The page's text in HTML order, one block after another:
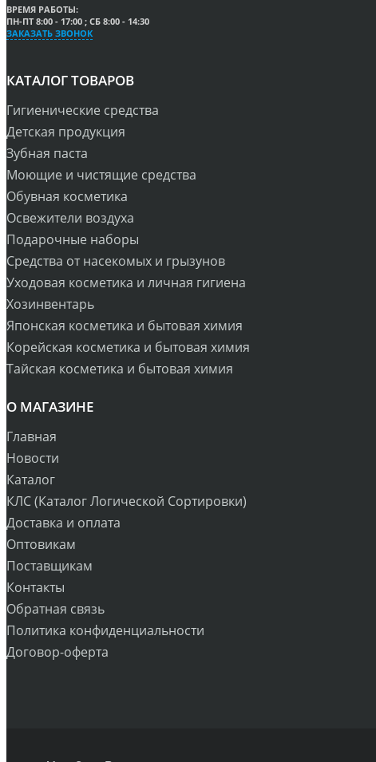
ВРЕМЯ РАБОТЫ:
ПН-ПТ 8:00 - 17:00 ; СБ 8:00 - 14:30
ЗАКАЗАТЬ ЗВОНОК
КАТАЛОГ ТОВАРОВ
Гигиенические средства
Детская продукция
Зубная паста
Моющие и чистящие средства
Обувная косметика
Освежители воздуха
Подарочные наборы
Средства от насекомых и грызунов
Уходовая косметика и личная гигиена
Хозинвентарь
Японская косметика и бытовая химия
Корейская косметика и бытовая химия
Тайская косметика и бытовая химия
О МАГАЗИНЕ
Главная
Новости
Каталог
КЛС (Каталог Логической Сортировки)
Доставка и оплата
Оптовикам
Поставщикам
Контакты
Обратная связь
Политика конфиденциальности
Договор-оферта